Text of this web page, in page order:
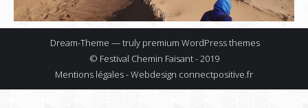
Dream-Theme — truly premium WordPress themes
© Festival Chemin Faisant - 2019
Mentions légales - Webdesign connectpositive.fr